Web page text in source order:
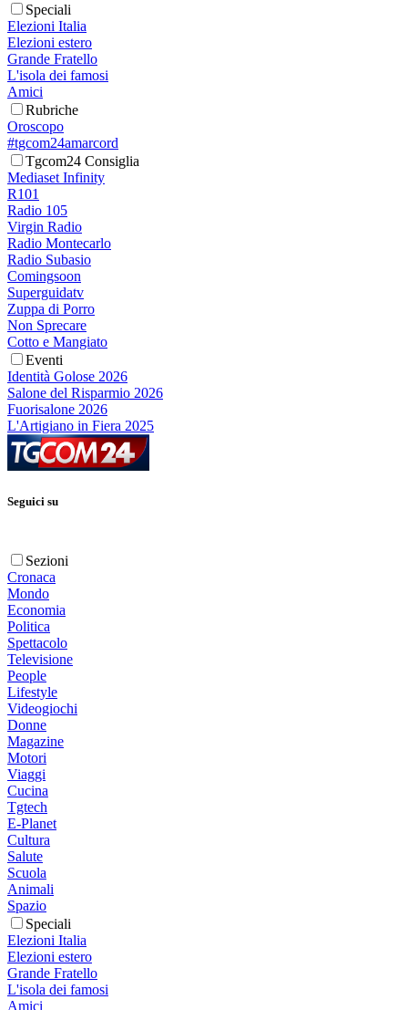
Speciali
Elezioni Italia
Elezioni estero
Grande Fratello
L'isola dei famosi
Amici
Rubriche
Oroscopo
#tgcom24amarcord
Tgcom24 Consiglia
Mediaset Infinity
R101
Radio 105
Virgin Radio
Radio Montecarlo
Radio Subasio
Comingsoon
Superguidatv
Zuppa di Porro
Non Sprecare
Cotto e Mangiato
Eventi
Identità Golose 2026
Salone del Risparmio 2026
Fuorisalone 2026
L'Artigiano in Fiera 2025
Seguici su
Sezioni
Cronaca
Mondo
Economia
Politica
Spettacolo
Televisione
People
Lifestyle
Videogiochi
Donne
Magazine
Motori
Viaggi
Cucina
Tgtech
E-Planet
Cultura
Salute
Scuola
Animali
Spazio
Speciali
Elezioni Italia
Elezioni estero
Grande Fratello
L'isola dei famosi
Amici